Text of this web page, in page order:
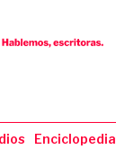
Enciclopedia